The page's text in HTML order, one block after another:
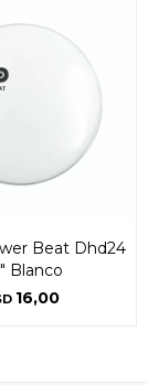
Beat Dhd24
Blanco
16,00